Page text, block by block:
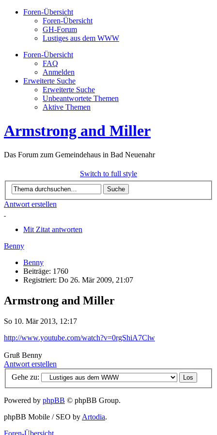
Foren-Übersicht
Foren-Übersicht
GH-Forum
Lustiges aus dem WWW
Foren-Übersicht
FAQ
Anmelden
Erweiterte Suche
Erweiterte Suche
Unbeantwortete Themen
Aktive Themen
Armstrong and Miller
Das Forum zum Gemeindehaus in Bad Neuenahr
Switch to full style
Antwort erstellen
Mit Zitat antworten
Benny
Benny
Beiträge: 1760
Registriert: Do 26. Mär 2009, 21:07
Armstrong and Miller
So 10. Mär 2013, 12:17
http://www.youtube.com/watch?v=0rgShiA7Clw
Gruß Benny
Antwort erstellen
Gehe zu:
Powered by phpBB © phpBB Group.
phpBB Mobile / SEO by Artodia.
Foren-Übersicht